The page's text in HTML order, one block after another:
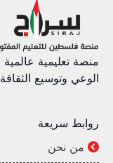
منصة تعليمية
الوعي وتوسيع
روابط سريعة
من نحن